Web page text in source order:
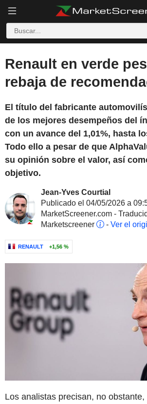
Renault en verde
rebaja de
El título del fabricante
de los mejores desempeños del
con un avance del 1,01%, hasta
Todo ello a pesar de que
su opinión sobre el valor, así
objetivo.
Jean-Yves Courtial
Publicado el 04/05/2026 a
MarketScreener.com -
Marketscreener
- Ver el
RENAULT +1,56 %
Los analistas precisan, no